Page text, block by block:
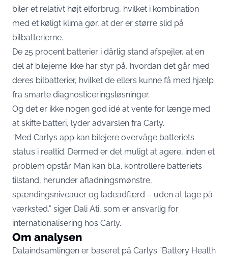
biler et relativt højt elforbrug, hvilket i kombination
med et køligt klima gør, at der er større slid på
bilbatterierne.
De 25 procent batterier i dårlig stand afspejler, at en
del af bilejerne ikke har styr på, hvordan det går med
deres bilbatterier, hvilket de ellers kunne få med hjælp
fra smarte diagnosticeringsløsninger.
Og det er ikke nogen god idé at vente for længe med
at skifte batteri, lyder advarslen fra Carly.
“Med Carlys app kan bilejere overvåge batteriets
status i realtid. Dermed er det muligt at agere, inden et
problem opstår. Man kan bl.a. kontrollere batteriets
tilstand, herunder afladningsmønstre,
spændingsniveauer og ladeadfærd – uden at tage på
værksted,” siger Dali Ati, som er ansvarlig for
internationalisering hos Carly.
Om analysen
Dataindsamlingen er baseret på Carlys ”Battery Health